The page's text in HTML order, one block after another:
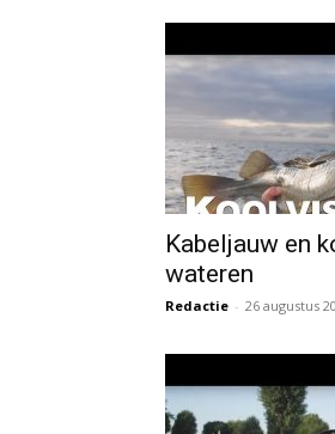
Kabeljauw en
wateren
Redactie - 26 augustus